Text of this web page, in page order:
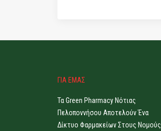
ΓΙΑ ΕΜΑΣ
Τα Green Pharmacy Νότιας
Πελοποννήσου Αποτελούν Ένα
Δίκτυο Φαρμακείων Στους Νομούς